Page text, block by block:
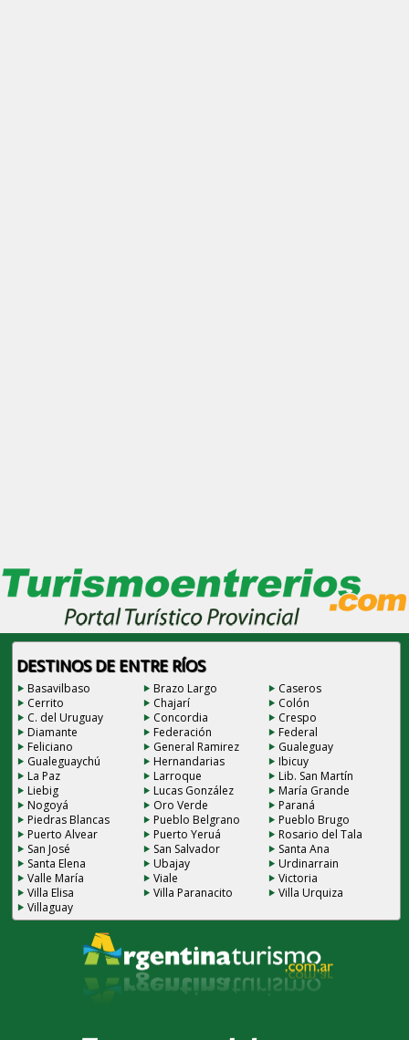
DESTINOS DE ENTRE RÍOS
Basavilbaso Brazo Largo
Caseros
Cerrito
Chajarí
Colón
C. del Uruguay
Concordia
Crespo
Diamante
Federación
Federal
Feliciano
General Ramirez
Gualeguay
Gualeguaychú
Hernandarias
Ibicuy
La Paz
Larroque
Lib. San Martín
Liebig
Lucas González
María Grande
Nogoyá
Oro Verde
Paraná
Piedras Blancas
Pueblo Belgrano
Pueblo Brugo
Puerto Alvear
Puerto Yeruá
Rosario del Tala
San José
San Salvador
Santa Ana
Santa Elena
Ubajay
Urdinarrain
Valle María
Viale
Victoria
Villa Elisa
Villa Paranacito
Villa Urquiza
Villaguay